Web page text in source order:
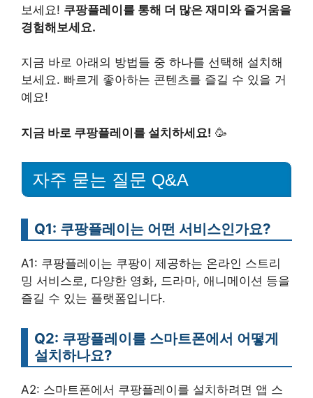
보세요! 쿠팡플레이를 통해 더 많은 재미와 즐거움을
경험해보세요.
지금 바로 아래의 방법들 중 하나를 선택해 설치해
보세요. 빠르게 좋아하는 콘텐츠를 즐길 수 있을 거
예요!
지금 바로 쿠팡플레이를 설치하세요! 🥳
자주 묻는 질문 Q&A
Q1: 쿠팡플레이는 어떤 서비스인가요?
A1: 쿠팡플레이는 쿠팡이 제공하는 온라인 스트리
밍 서비스로, 다양한 영화, 드라마, 애니메이션 등을
즐길 수 있는 플랫폼입니다.
Q2: 쿠팡플레이를 스마트폰에서 어떻게
설치하나요?
A2: 스마트폰에서 쿠팡플레이를 설치하려면 앱 스